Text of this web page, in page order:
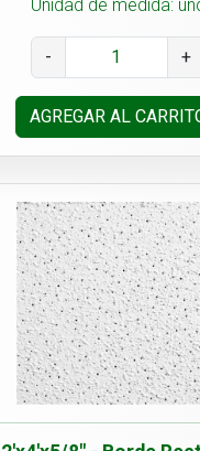
Unidad de medida:
- +
AGREGAR AL